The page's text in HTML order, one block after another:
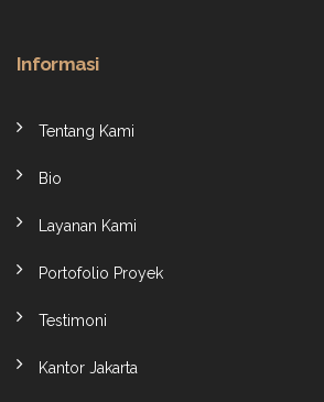
Informasi
Tentang Kami
Bio
Layanan Kami
Portofolio Proyek
Testimoni
Kantor Jakarta